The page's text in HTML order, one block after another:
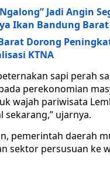
Jadi Angin
Ikan Bandung Barat
Dorong
KTNA
sapi perah
perekonomian
wajah pariwisata
sekarang,” ujarnya.
pemerintah daerah
sektor persusuan ke